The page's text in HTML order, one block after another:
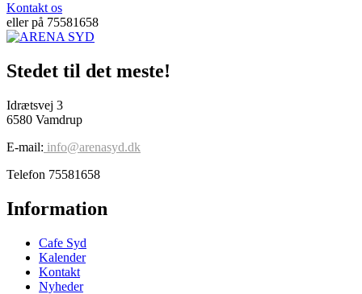
Kontakt os
eller på 75581658
Stedet til det meste!
Idrætsvej 3
6580 Vamdrup
E-mail: info@arenasyd.dk
Telefon 75581658
Information
Cafe Syd
Kalender
Kontakt
Nyheder